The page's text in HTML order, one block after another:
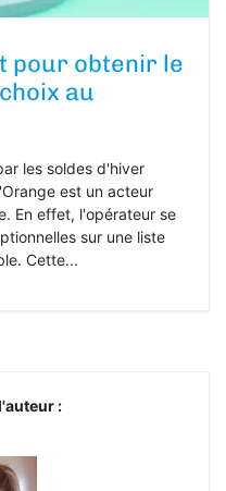
pour obtenir le
au
les soldes d'hiver
est un acteur
En effet, l'opérateur se
sur une liste
Cette...
: